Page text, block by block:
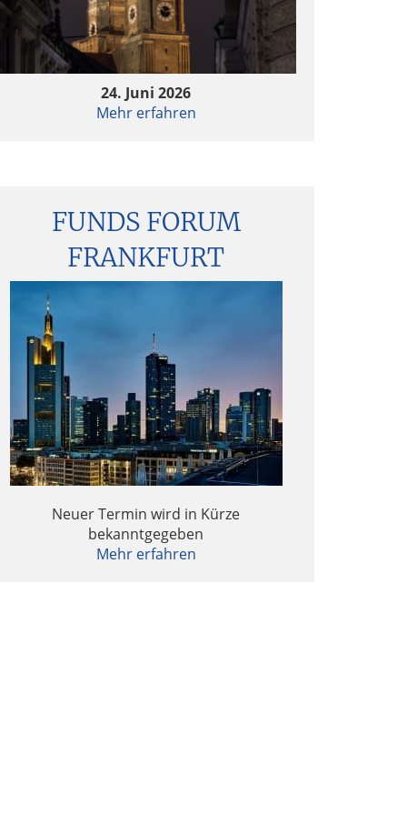
im Investmentprozess
der Kaufpreisregelung bei
Transaktionen
GmbH-Gesellschafterbeschlüsse in Zeiten
von Corona
Early Stage Investments – Aktuelle Trends
und Herausforderungen
Auslagerung der Geldwäscheprüfung auf
Dritte
Daten in der M&A-Transaktion
Erfahrungen eines Financial Advisors
Cybersecurity-Themen in der M&A-
24. Juni 2026
Mehr erfahren
FUNDS FORUM
FRANKFURT
Neuer Termin wird in Kürze
bekanntgegeben
Mehr erfahren